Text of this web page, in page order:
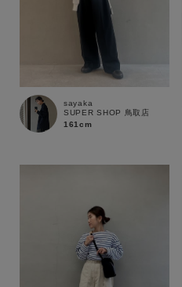
sayaka
SUPER SHOP 鳥取店
161cm